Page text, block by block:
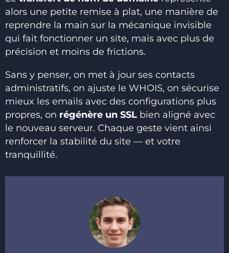
alors une petite remise à plat, une manière de
reprendre la main sur la mécanique invisible
qui fait fonctionner un site, mais avec plus de
précision et moins de frictions.
Sans y penser, on met à jour ses contacts
administratifs, on ajuste le WHOIS, on sécurise
mieux les emails avec des configurations plus
propres, on régénère un SSL bien aligné avec
le nouveau serveur. Chaque geste vient ainsi
renforcer la stabilité du site — et votre
tranquillité.